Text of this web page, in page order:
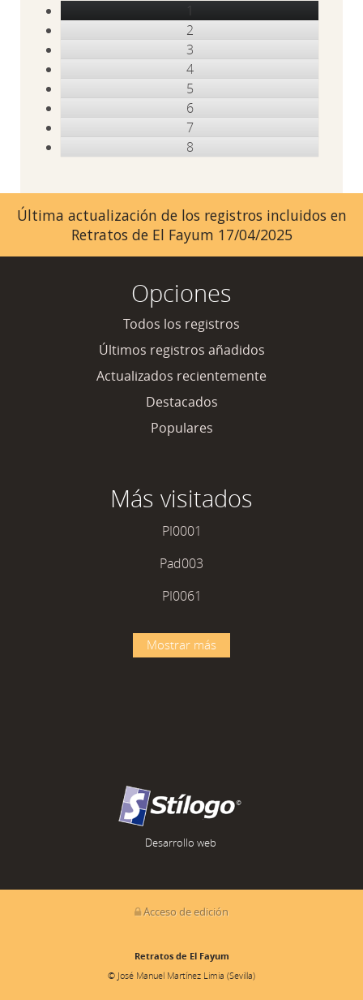
1
2
3
4
5
6
7
8
Última actualización de los registros incluidos en
Retratos de El Fayum 17/04/2025
Opciones
Todos los registros
Últimos registros añadidos
Actualizados recientemente
Destacados
Populares
Más visitados
PI0001
Pad003
PI0061
Mostrar más
Desarrollo web
Acceso de edición
Retratos de El Fayum
© José Manuel Martínez Limia (Sevilla)